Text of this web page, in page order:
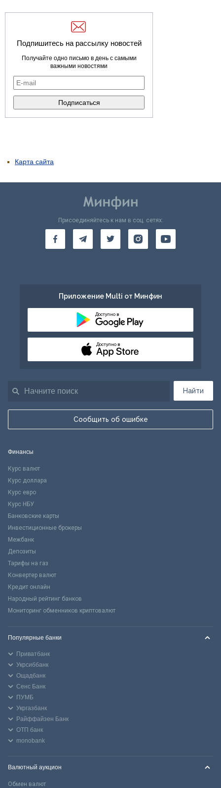
Подпишитесь на рассылку новостей
Получайте одно письмо в день с самыми
важными новостями
Карта сайта
Найти
Сообщить об ошибке
Присоединяйтесь к нам в соц. сетях:
Приложение Multi от Минфин
Доступно в
Доступно в
Финансы
Курс валют
Курс доллара
Курс евро
Курс НБУ
Банковские карты
Инвестиционные брокеры
Межбанк
Депозиты
Тарифы на газ
Конвертер валют
Кредит онлайн
Народный рейтинг банков
Мониторинг обменников криптовалют
Популярные банки
Приватбанк
Укрсиббанк
Ощадбанк
Сенс Банк
ПУМБ
Укргазбанк
Райффайзен Банк
ОТП банк
monobank
Валютный аукцион
Обмен валют